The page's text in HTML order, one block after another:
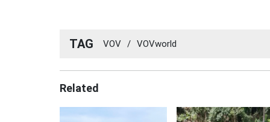
TAG VOV / VOVworld
Related